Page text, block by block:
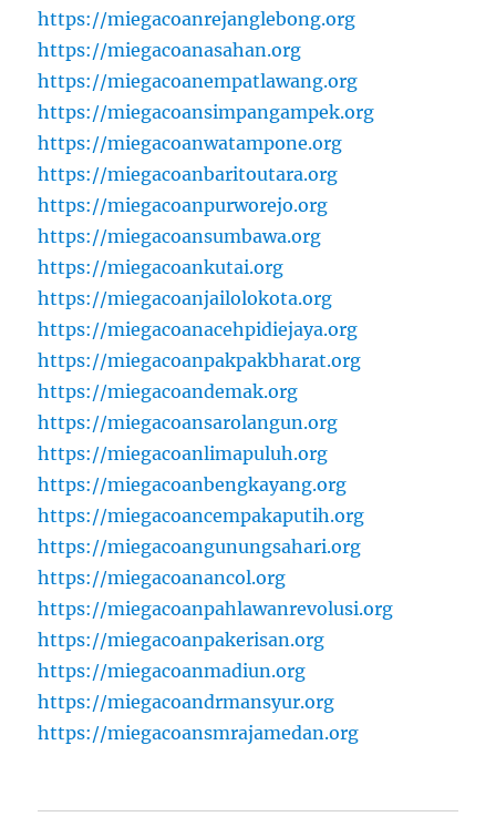
https://miegacoanrejanglebong.org
https://miegacoanasahan.org
https://miegacoanempatlawang.org
https://miegacoansimpangampek.org
https://miegacoanwatampone.org
https://miegacoanbaritoutara.org
https://miegacoanpurworejo.org
https://miegacoansumbawa.org
https://miegacoankutai.org
https://miegacoanjailolokota.org
https://miegacoanacehpidiejaya.org
https://miegacoanpakpakbharat.org
https://miegacoandemak.org
https://miegacoansarolangun.org
https://miegacoanlimapuluh.org
https://miegacoanbengkayang.org
https://miegacoancempakaputih.org
https://miegacoangunungsahari.org
https://miegacoanancol.org
https://miegacoanpahlawanrevolusi.org
https://miegacoanpakerisan.org
https://miegacoanmadiun.org
https://miegacoandrmansyur.org
https://miegacoansmrajamedan.org